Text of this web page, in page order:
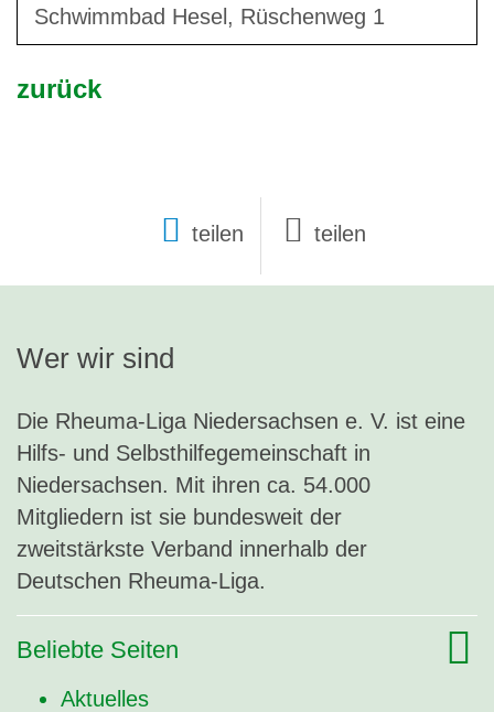
Schwimmbad Hesel, Rüschenweg 1
zurück
teilen
Wer wir sind
Die Rheuma-Liga Niedersachsen e. V. ist eine
Hilfs- und Selbsthilfegemeinschaft in
Niedersachsen. Mit ihren ca. 54.000
Mitgliedern ist sie bundesweit der
zweitstärkste Verband innerhalb der
Deutschen Rheuma-Liga.
Beliebte Seiten
Aktuelles